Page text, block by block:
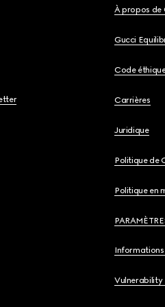
À propos de
Gucci
Code
Carrières
Juridique
Politique de
Politique en
Informations
Vulnerability